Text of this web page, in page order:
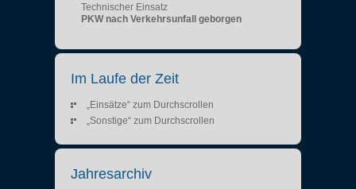
Technischer Einsatz
PKW nach Verkehrsunfall geborgen
Im Laufe der Zeit
„Einsätze“ zum Durchscrollen
„Sonstige“ zum Durchscrollen
Jahresarchiv